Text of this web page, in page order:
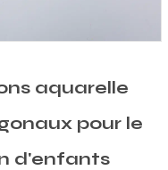
de coloriage
pour le